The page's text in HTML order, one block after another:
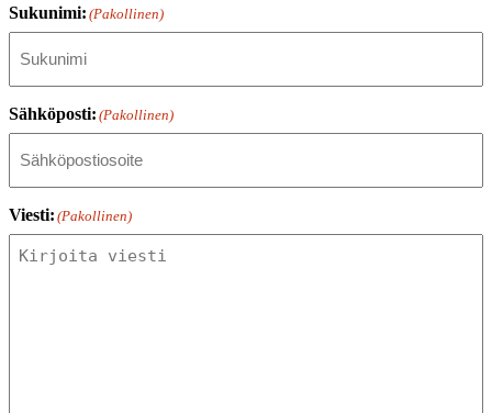
Sukunimi: (Pakollinen)
Sähköposti: (Pakollinen)
Viesti: (Pakollinen)